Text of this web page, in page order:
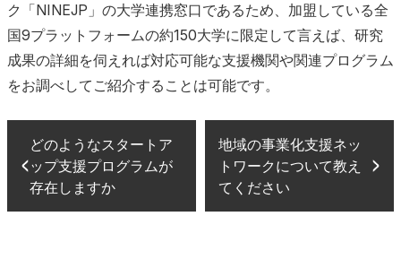
ク「NINEJP」の大学連携窓口であるため、加盟している全
国9プラットフォームの約150大学に限定して言えば、研究
成果の詳細を伺えれば対応可能な支援機関や関連プログラム
をお調べしてご紹介することは可能です。
どのようなスタートア
ップ支援プログラムが
存在しますか
地域の事業化支援ネッ
トワークについて教え
てください